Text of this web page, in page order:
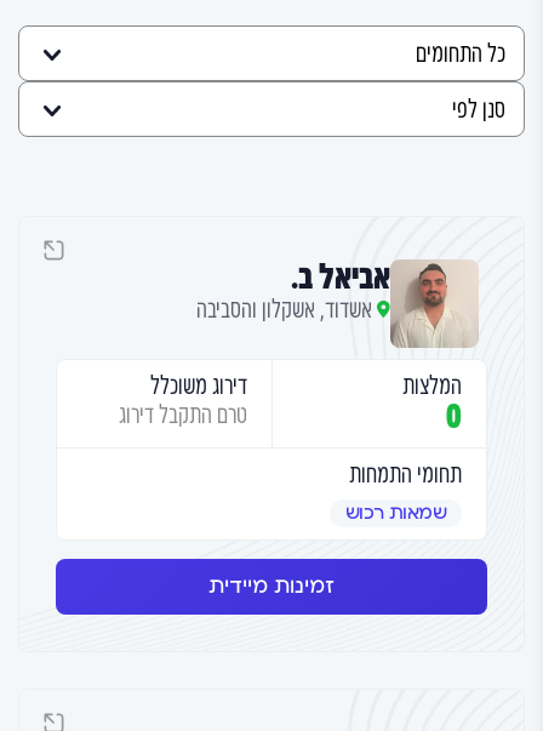
אביאל ב.
אשדוד, אשקלון והסביבה
המלצות
0
דירוג משוכלל
טרם התקבל דירוג
תחומי התמחות
שמאות רכוש
זמינות מיידית